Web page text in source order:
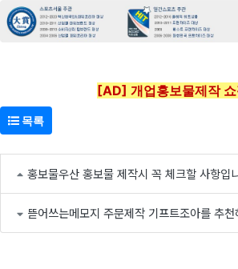
[AD] 개업홍보물제작
목록
홍보물우산 홍보물 제작시 꼭 체크할 사항입
뜯어쓰는메모지 주문제작 기프트조아를 추